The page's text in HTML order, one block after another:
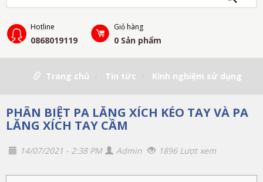
Hotline
0868019119
Giỏ hàng
0 Sản phẩm
Trang chủ Tin tức Kinh nghiệm sử dụng
PHÂN BIỆT PA LĂNG XÍCH KÉO TAY VÀ PA
LĂNG XÍCH TAY CẦM
14/07/2021 - 2:38 PM Admin 1896 Lượt xem